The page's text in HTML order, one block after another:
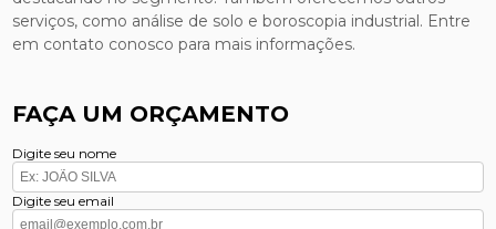
serviços, como análise de solo e boroscopia industrial. Entre
em contato conosco para mais informações.
FAÇA UM ORÇAMENTO
Digite seu nome
Digite seu email